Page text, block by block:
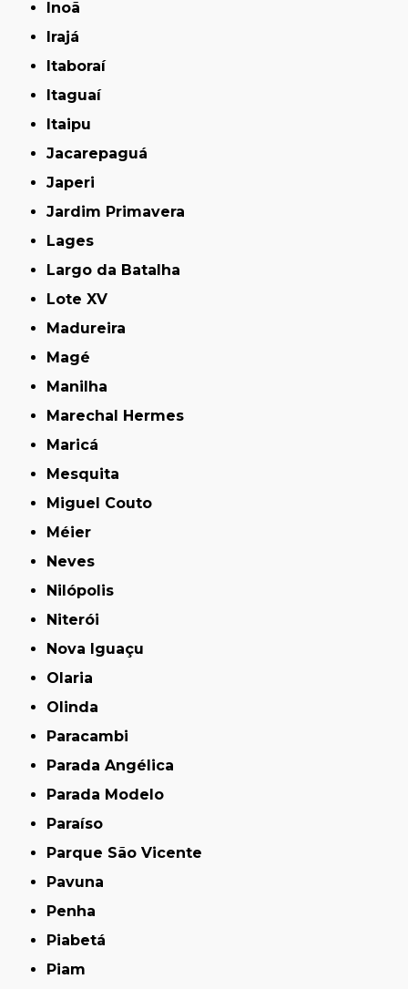
Inoã
Irajá
Itaboraí
Itaguaí
Itaipu
Jacarepaguá
Japeri
Jardim Primavera
Lages
Largo da Batalha
Lote XV
Madureira
Magé
Manilha
Marechal Hermes
Maricá
Mesquita
Miguel Couto
Méier
Neves
Nilópolis
Niterói
Nova Iguaçu
Olaria
Olinda
Paracambi
Parada Angélica
Parada Modelo
Paraíso
Parque São Vicente
Pavuna
Penha
Piabetá
Piam